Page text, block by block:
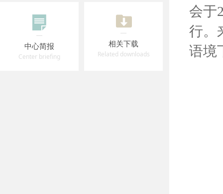
中心简报
Center briefing
相关下载
Related downloads
会于
行。
语境